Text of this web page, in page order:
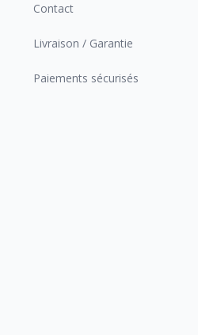
Contact
Livraison / Garantie
Paiements sécurisés